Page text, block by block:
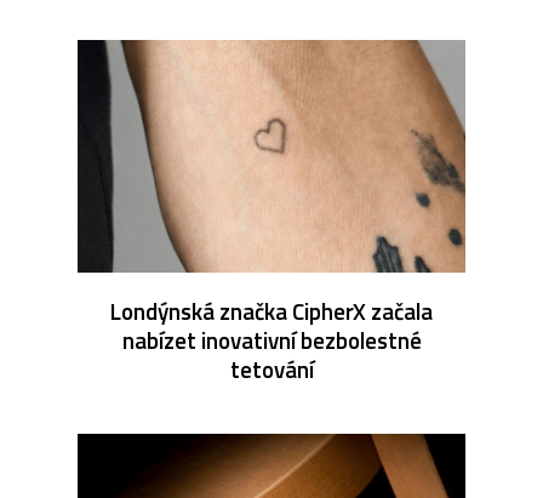
Londýnská značka CipherX začala
nabízet inovativní bezbolestné
tetování